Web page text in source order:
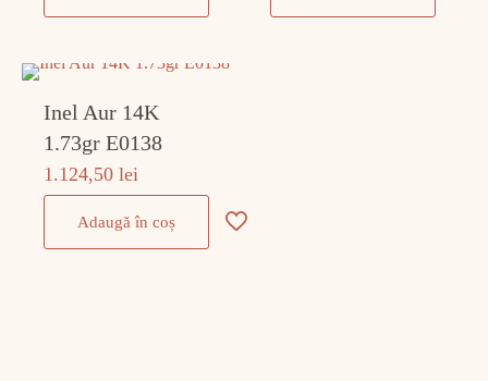
Inel Aur 14K
1.73gr E0138
1.124,50lei
Adaugă în coș